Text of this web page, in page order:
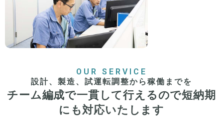
OUR SERVICE
設計、製造、試運転調整から稼働までを
チーム編成で一貫して行えるので短納期
にも対応いたします